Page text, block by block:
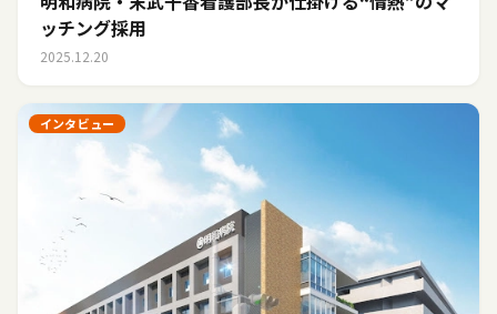
ッチング採用
2025.12.20
インタビュー